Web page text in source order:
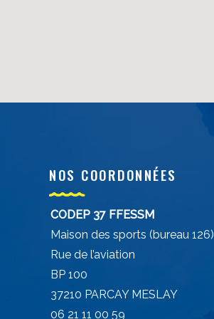
NOS COORDONNÉES
CODEP 37 FFESSM
Maison des sports (bureau 126)
Rue de l’aviation
BP 100
37210 PARCAY MESLAY
06 21 11 00 59